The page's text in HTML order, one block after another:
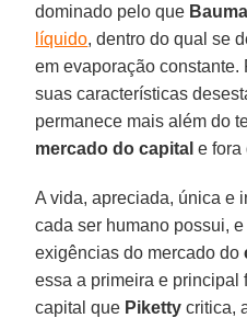
dominado pelo que
líquido, dentro do qual se
em evaporação
suas características
permanece mais além do
mercado do capital e fora
A vida, apreciada, única e
cada ser humano possui,
exigências do mercado do
essa a primeira e principal
capital que Piketty critica,